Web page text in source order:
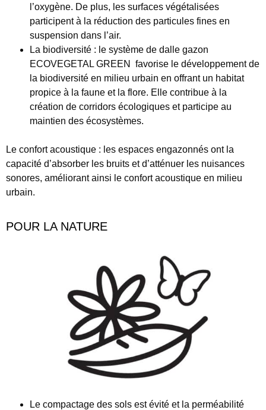
l’oxygène. De plus, les surfaces végétalisées
participent à la réduction des particules fines en
suspension dans l’air.
La biodiversité : le système de dalle gazon
ECOVEGETAL GREEN favorise le développement de
la biodiversité en milieu urbain en offrant un habitat
propice à la faune et la flore. Elle contribue à la
création de corridors écologiques et participe au
maintien des écosystèmes.
Le confort acoustique : les espaces engazonnés ont la
capacité d’absorber les bruits et d’atténuer les nuisances
sonores, améliorant ainsi le confort acoustique en milieu
urbain.
POUR LA NATURE
Le compactage des sols est évité et la perméabilité